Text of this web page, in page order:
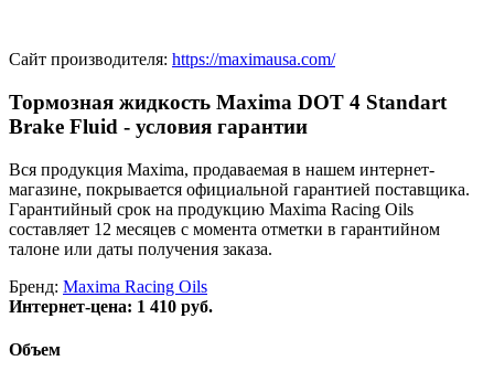
Сайт производителя: https://maximausa.com/
Тормозная жидкость Maxima DOT 4 Standart
Brake Fluid - условия гарантии
Вся продукция Maxima, продаваемая в нашем интернет-
магазине, покрывается официальной гарантией поставщика.
Гарантийный срок на продукцию Maxima Racing Oils
составляет 12 месяцев с момента отметки в гарантийном
талоне или даты получения заказа.
Бренд: Maxima Racing Oils
Интернет-цена: 1 410 руб.
Объем